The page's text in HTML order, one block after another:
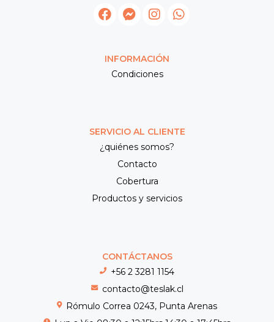
INFORMACIÓN
Condiciones
SERVICIO AL CLIENTE
¿quiénes somos?
Contacto
Cobertura
Productos y servicios
CONTÁCTANOS
+56 2 3281 1154
contacto@teslak.cl
Rómulo Correa 0243, Punta Arenas